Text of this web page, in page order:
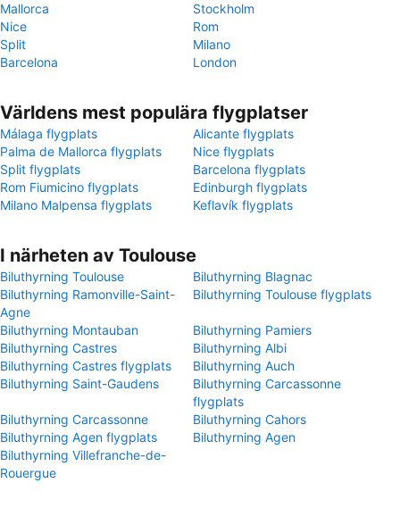
Mallorca
Stockholm
Nice
Rom
Split
Milano
Barcelona
London
Världens mest populära flygplatser
Málaga flygplats
Alicante flygplats
Palma de Mallorca flygplats
Nice flygplats
Split flygplats
Barcelona flygplats
Rom Fiumicino flygplats
Edinburgh flygplats
Milano Malpensa flygplats
Keflavík flygplats
I närheten av Toulouse
Biluthyrning Toulouse
Biluthyrning Blagnac
Biluthyrning Ramonville-Saint-
Agne
Biluthyrning Toulouse flygplats
Biluthyrning Montauban
Biluthyrning Pamiers
Biluthyrning Castres
Biluthyrning Albi
Biluthyrning Castres flygplats
Biluthyrning Auch
Biluthyrning Saint-Gaudens
Biluthyrning Carcassonne
flygplats
Biluthyrning Carcassonne
Biluthyrning Cahors
Biluthyrning Agen flygplats
Biluthyrning Agen
Biluthyrning Villefranche-de-
Rouergue